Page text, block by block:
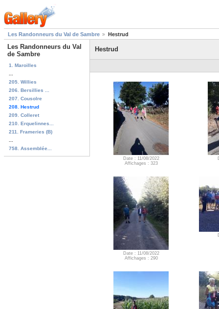
Les Randonneurs du Val de Sambre Hestrud
Les Randonneurs du Val
de Sambre
1. Maroilles
205. Willies
206. Bersillies ...
207. Cousolre
208. Hestrud
209. Colleret
210. Erquelinnes...
211. Frameries (B)
758. Assemblée...
Hestrud
Date : 11/08/2022
Affichages : 323
Date : 11/08/2022
Affichages : 290